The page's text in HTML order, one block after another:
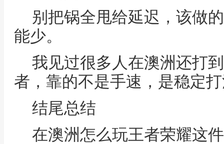
别把锅全甩给延迟，该做
能少。
我见过很多人在澳洲还打
者，靠的不是手速，是稳定
结尾总结
在澳洲怎么玩王者荣耀这